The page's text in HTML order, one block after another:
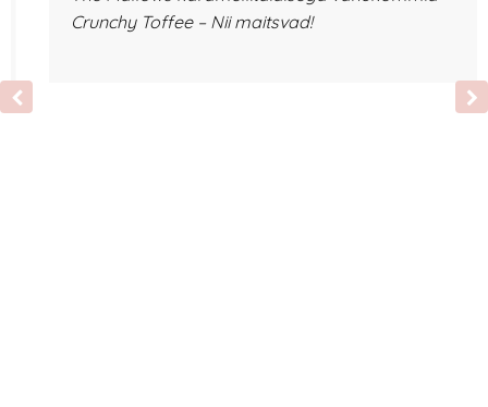
Crunchy Toffee – Nii maitsvad!